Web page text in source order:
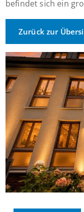
befindet sich ein
Zurück zur